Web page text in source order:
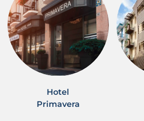
Hotel
Primavera